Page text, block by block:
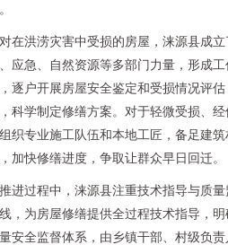
在洪涝灾害中受损的房屋，涞源县成
应急、自然资源等多部门力量，形成
逐户开展房屋安全鉴定和受损情况评
科学制定修缮方案。对于轻微受损、
织专业施工队伍和本地工匠，备足建
加快修缮进度，争取让群众早日回迁。
进过程中，涞源县注重技术指导与质
，为房屋修缮提供全过程技术指导，
安全监督体系，由乡镇干部、村级负